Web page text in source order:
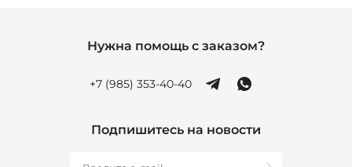
Нужна помощь с заказом?
+7 (985) 353-40-40
Подпишитесь на новости